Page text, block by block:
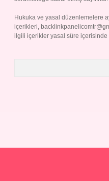
Hukuka ve yasal düzenlemelere
içerikleri,
ilgili içerikler yasal süre içerisinde